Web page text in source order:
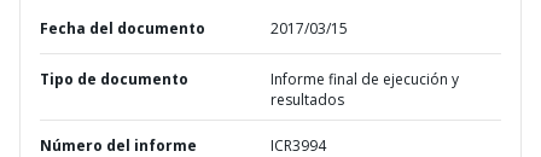
Fecha del documento 2017/03/15
Tipo de documento
Informe final de ejecución y
resultados
Número del informe ICR3994